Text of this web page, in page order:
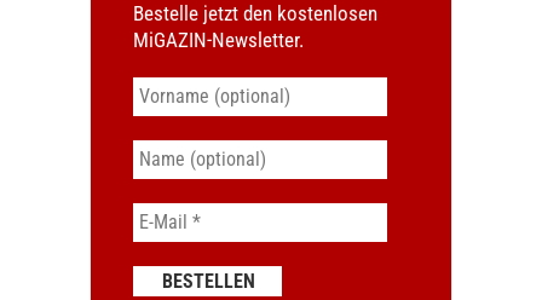
Bestelle jetzt den kostenlosen
MiGAZIN-Newsletter.